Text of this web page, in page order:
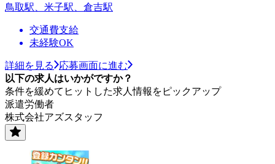
鳥取駅、米子駅、倉吉駅
交通費支給
未経験OK
詳細を見る
応募画面に進む
以下の求人はいかがですか？
条件を緩めてヒットした求人情報をピックアップ
派遣労働者
株式会社アズスタッフ